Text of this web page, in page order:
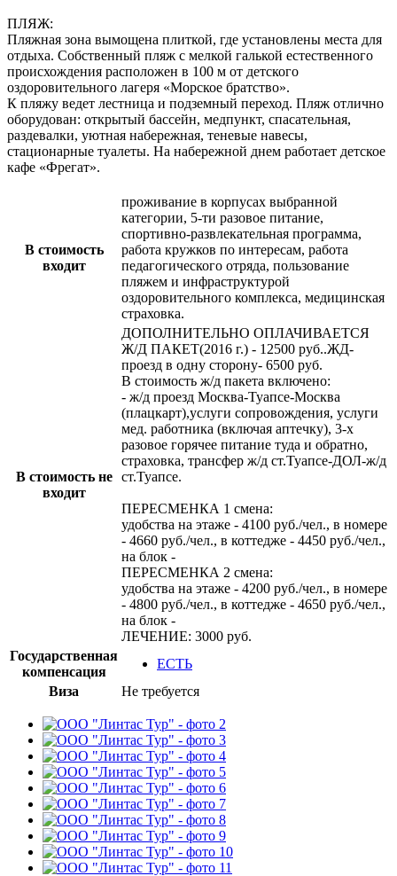
ПЛЯЖ:
Пляжная зона вымощена плиткой, где установлены места для
отдыха. Собственный пляж с мелкой галькой естественного
происхождения расположен в 100 м от детского
оздоровительного лагеря «Морское братство».
К пляжу ведет лестница и подземный переход. Пляж отлично
оборудован: открытый бассейн, медпункт, спасательная,
раздевалки, уютная набережная, теневые навесы,
стационарные туалеты. На набережной днем работает детское
кафе «Фрегат».
В стоимость
входит
проживание в корпусах выбранной
категории, 5-ти разовое питание,
спортивно-развлекательная программа,
работа кружков по интересам, работа
педагогического отряда, пользование
пляжем и инфраструктурой
оздоровительного комплекса, медицинская
страховка.
В стоимость не
входит
ДОПОЛНИТЕЛЬНО ОПЛАЧИВАЕТСЯ
Ж/Д ПАКЕТ(2016 г.) - 12500 руб..ЖД-
проезд в одну сторону- 6500 руб.
В стоимость ж/д пакета включено:
- ж/д проезд Москва-Туапсе-Москва
(плацкарт),услуги сопровождения, услуги
мед. работника (включая аптечку), 3-х
разовое горячее питание туда и обратно,
страховка, трансфер ж/д ст.Туапсе-ДОЛ-ж/д
ст.Туапсе.
ПЕРЕСМЕНКА 1 смена:
удобства на этаже - 4100 руб./чел., в номере
- 4660 руб./чел., в коттедже - 4450 руб./чел.,
на блок -
ПЕРЕСМЕНКА 2 смена:
удобства на этаже - 4200 руб./чел., в номере
- 4800 руб./чел., в коттедже - 4650 руб./чел.,
на блок -
ЛЕЧЕНИЕ: 3000 руб.
Государственная
компенсация
ЕСТЬ
Виза
Не требуется